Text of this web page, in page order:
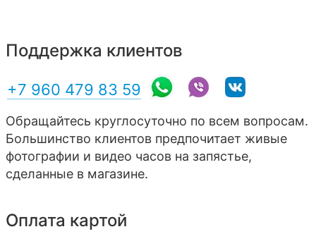
Поддержка клиентов
+7 960 479 83 59
Обращайтесь круглосуточно по всем вопросам.
Большинство клиентов предпочитает живые
фотографии и видео часов на запястье,
сделанные в магазине.
Оплата картой